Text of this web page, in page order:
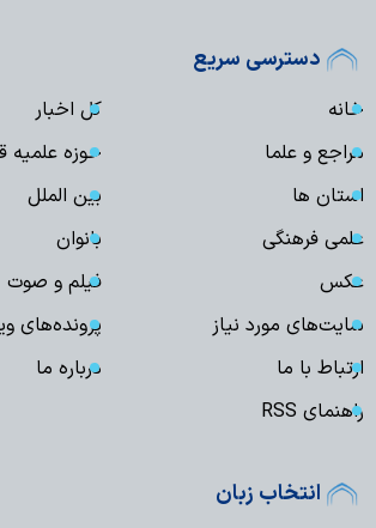
دسترسی سریع
خانه
کل اخبار
مراجع و علما
حوزه علمیه
استان ها
بین الملل
علمی فرهنگی
بانوان
عکس
فیلم و صوت
سایت‌های مورد نیاز
پرونده‌های
ارتباط با ما
درباره ما
راهنمای RSS
انتخاب زبان